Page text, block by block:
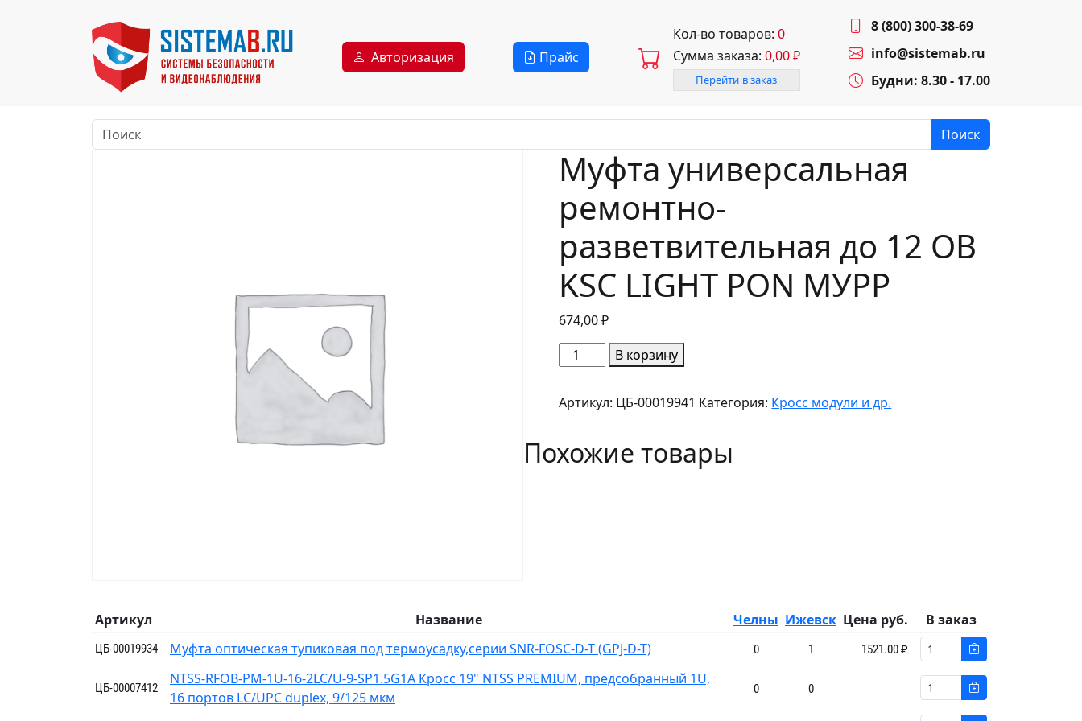
Авторизация Прайс
Кол-во товаров: 0
Сумма заказа: 0,00₽
Перейти в заказ
8 (800) 300-38-69
info@sistemab.ru
Будни: 8.30 - 17.00
Поиск
Муфта универсальная
ремонтно-
разветвительная до 12 OB
KSC LIGHT PON МУРР
674,00₽
Количество
товара
универсальная
разветвительная
до
В корзину
Артикул: ЦБ-00019941 Категория: Кросс модули и др.
Похожие товары
Артикул Название Челны Ижевск Цена руб. В заказ
ЦБ-00019934 Муфта оптическая тупиковая под термоусадку,серии SNR-FOSC-D-T (GPJ-D-T) 0 1 1521.00 ₽
ЦБ-00007412
NTSS-RFOB-PM-1U-16-2LC/U-9-SP1.5G1A Кросс 19" NTSS PREMIUM, предсобранный 1U,
16 портов LC/UPC duplex, 9/125 мкм
0 0